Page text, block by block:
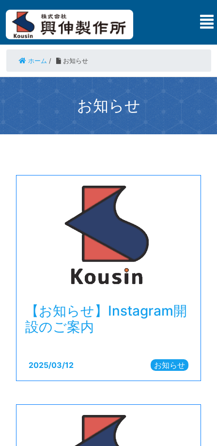
ホーム / お知らせ
お知らせ
【お知らせ】Instagram開
設のご案内
2025/03/12 お知らせ